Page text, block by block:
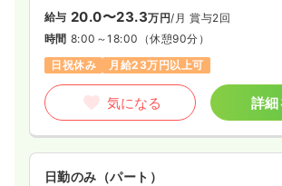
給与 20.0〜23.3万円/月 賞与2回
時間 8:00～18:00 （休憩90分）
日祝休み
月給23万円以上可
気になる 詳細
日勤のみ（パート）